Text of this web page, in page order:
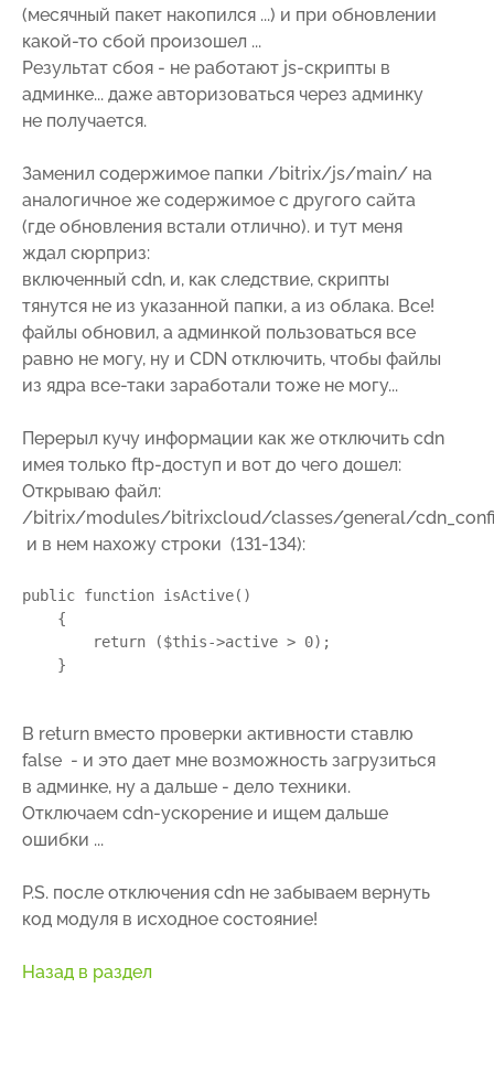
(месячный пакет накопился ...) и при обновлении
какой-то сбой произошел ...
Результат сбоя - не работают js-скрипты в
админке... даже авторизоваться через админку
не получается.
Заменил содержимое папки /bitrix/js/main/ на
аналогичное же содержимое с другого сайта
(где обновления встали отлично). и тут меня
ждал сюрприз:
включенный cdn, и, как следствие, скрипты
тянутся не из указанной папки, а из облака. Все!
файлы обновил, а админкой пользоваться все
равно не могу, ну и CDN отключить, чтобы файлы
из ядра все-таки заработали тоже не могу...
Перерыл кучу информации как же отключить cdn
имея только ftp-доступ и вот до чего дошел:
Открываю файл:
/bitrix/modules/bitrixcloud/classes/general/
и в нем нахожу строки (131-134):
public function isActive()
{
return ($this->active > 0);
}
В return вместо проверки активности ставлю
false - и это дает мне возможность загрузиться
в админке, ну а дальше - дело техники.
Отключаем cdn-ускорение и ищем дальше
ошибки ...
P.S. после отключения cdn не забываем вернуть
код модуля в исходное состояние!
Назад в раздел